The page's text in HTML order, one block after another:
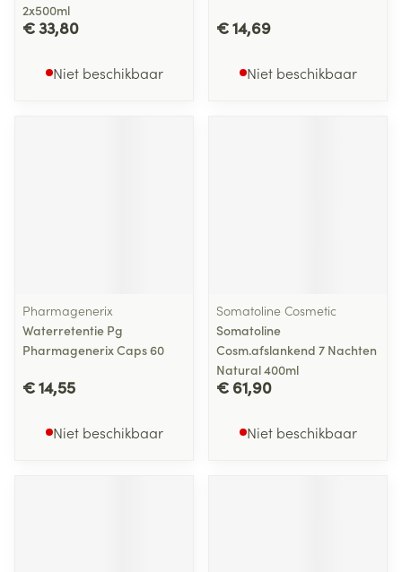
2x500ml
€ 33,80
Niet beschikbaar
€ 14,69
Niet beschikbaar
Pharmagenerix
Waterretentie Pg
Pharmagenerix Caps 60
€ 14,55
Niet beschikbaar
Somatoline Cosmetic
Somatoline
Cosm.afslankend 7 Nachten
Natural 400ml
€ 61,90
Niet beschikbaar